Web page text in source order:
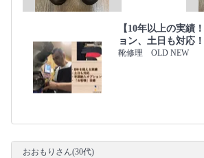
【10年以上の実績
ョン、土日も対応！
靴修理 OLD NEW
おおもりさん(30代)